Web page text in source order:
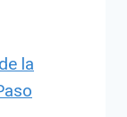
la